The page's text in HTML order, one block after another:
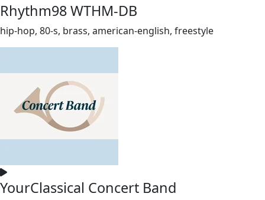
Rhythm98 WTHM-DB
hip-hop, 80-s, brass, american-english, freestyle
YourClassical Concert Band